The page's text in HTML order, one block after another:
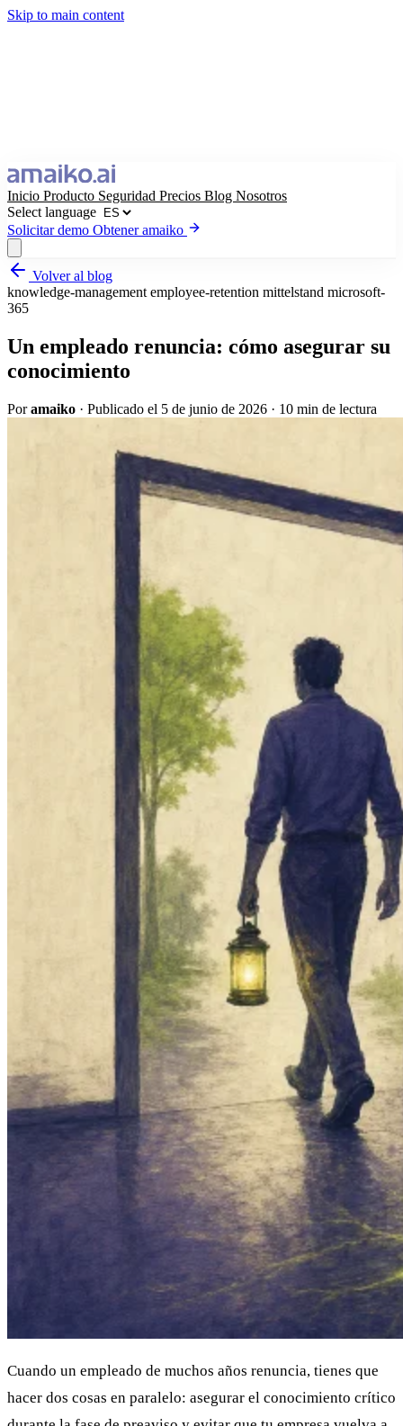
Skip to main content
Inicio Producto Seguridad Precios Blog Nosotros
Select language
Solicitar demo Obtener amaiko
Obtener amaiko Solicitar demo
Select language
Volver al blog
knowledge-management employee-retention mittelstand microsoft-
365
Un empleado renuncia: cómo asegurar su
conocimiento
Poramaiko · Publicado el 5 de junio de 2026 · 10 min de lectura
Cuando un empleado de muchos años renuncia, tienes que
hacer dos cosas en paralelo: asegurar el conocimiento crítico